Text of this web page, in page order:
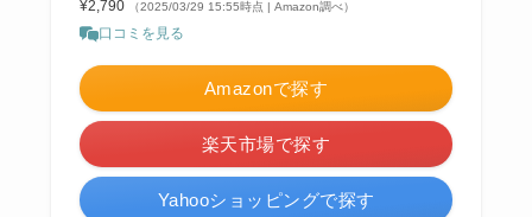
¥2,790 （2025/03/29 15:55時点 | Amazon調べ）
口コミを見る
Amazonで探す
楽天市場で探す
Yahooショッピングで探す